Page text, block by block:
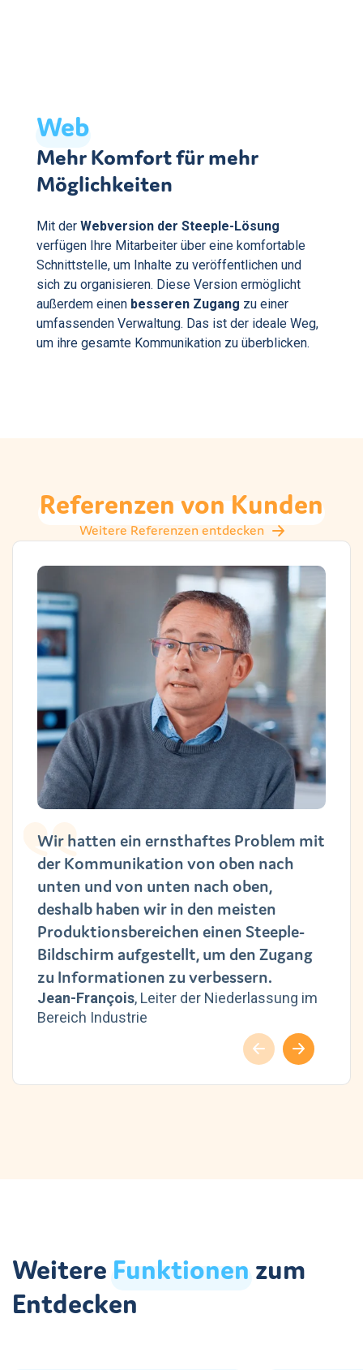
Web
Mehr Komfort für mehr
Möglichkeiten
Mit der Webversion der Steeple-Lösung
verfügen Ihre Mitarbeiter über eine komfortable
Schnittstelle, um Inhalte zu veröffentlichen und
sich zu organisieren. Diese Version ermöglicht
außerdem einen besseren Zugang zu einer
umfassenden Verwaltung. Das ist der ideale Weg,
um ihre gesamte Kommunikation zu überblicken.
Referenzen von Kunden
Weitere Referenzen entdecken
Wir hatten ein ernsthaftes Problem mit
der Kommunikation von oben nach
unten und von unten nach oben,
deshalb haben wir in den meisten
Produktionsbereichen einen Steeple-
Bildschirm aufgestellt, um den Zugang
zu Informationen zu verbessern.
Jean-François, Leiter der Niederlassung im
Bereich Industrie
Weitere Funktionen zum
Entdecken